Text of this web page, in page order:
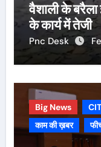
वैशाली के
के कार्य में तेजी
Pnc Desk
Big News
काम की ख़बर